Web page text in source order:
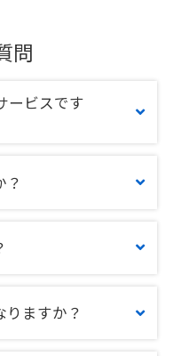
問
ービスです
？
ますか？